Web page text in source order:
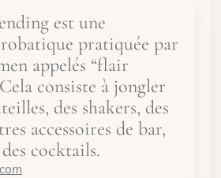
est une
pratiquée par
appelés “flair
consiste à jongler
des shakers, des
accessoires de bar,
cocktails.